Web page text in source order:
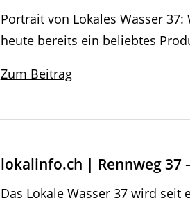
Portrait von Lokales Wasser
heute bereits ein beliebtes
Zum Beitrag
lokalinfo.ch | Rennweg 37
Das Lokale Wasser 37 wird seit